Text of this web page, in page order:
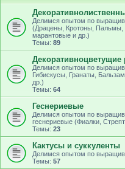
Делимся опытом по
(Драцены, Кротоны, Пальмы,
марантовые и др.)
Темы: 89
Декоративноцветущие
Делимся опытом по
Гибискусы, Гранаты,
др.)
Темы: 64
Геснериевые
Делимся опытом по
геснериевые (Фиалки,
Темы: 23
Кактусы и суккуленты
Делимся опытом по
Темы: 57